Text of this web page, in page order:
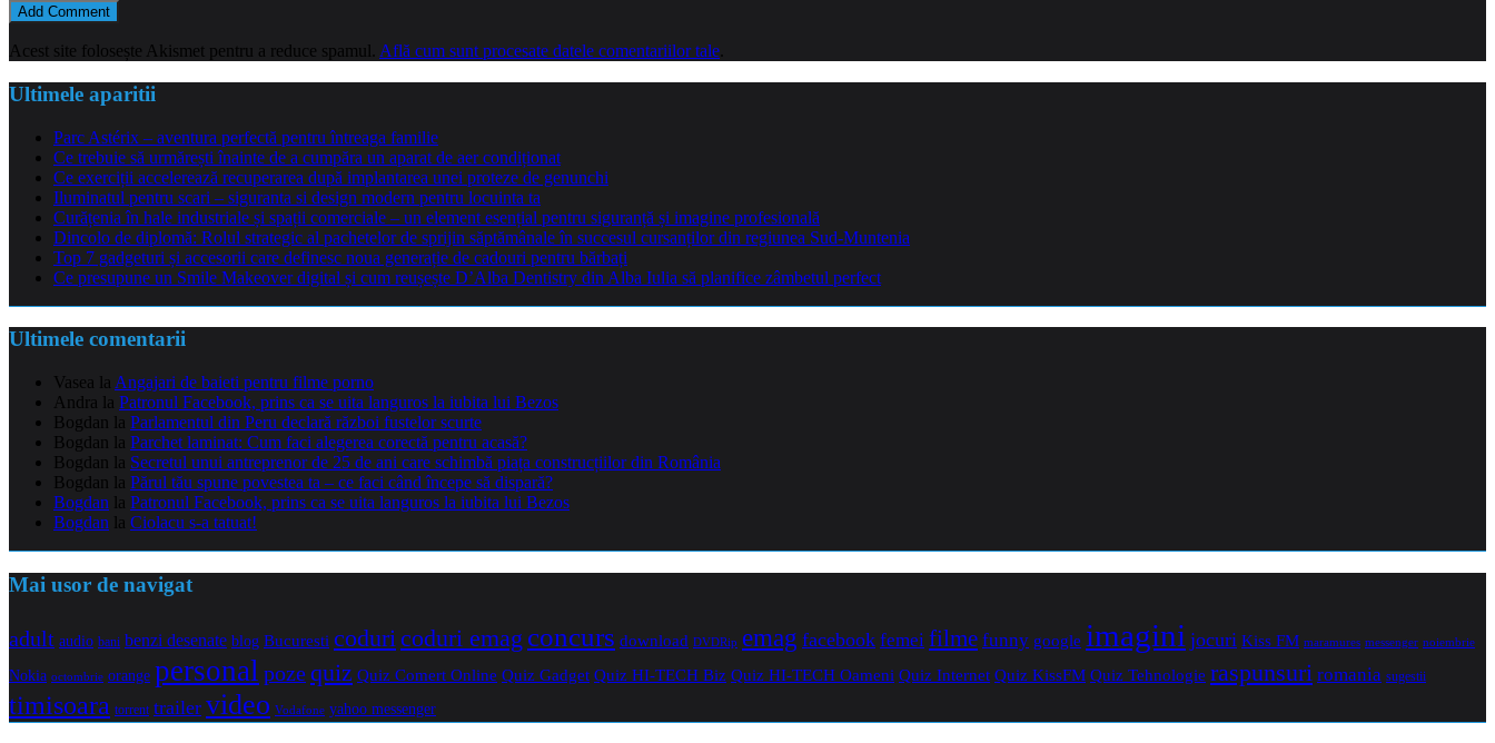
Acest site folosește Akismet pentru a reduce spamul. Află cum sunt procesate datele comentariilor tale
Ultimele aparitii
Parc Astérix – aventura perfectă pentru întreaga familie
Ce trebuie să urmărești înainte de a cumpăra un aparat de aer condiționat
Ce exerciții accelerează recuperarea după implantarea unei proteze de genunchi
Iluminatul pentru scari – siguranta si design modern pentru locuinta ta
Curățenia în hale industriale și spații comerciale – un element esențial pentru siguranță și imagine profesională
Dincolo de diplomă: Rolul strategic al pachetelor de sprijin săptămânale în succesul cursanților din regiunea Sud-Muntenia
Top 7 gadgeturi și accesorii care definesc noua generație de cadouri pentru bărbați
Ce presupune un Smile Makeover digital și cum reușește D’Alba Dentistry din Alba Iulia să planifice zâmbetul perfect
Ultimele comentarii
Vasea la Angajari de baieti pentru filme porno
Andra la Patronul Facebook, prins ca se uita languros la iubita lui Bezos
Bogdan la Parlamentul din Peru declară război fustelor scurte
Bogdan la Parchet laminat: Cum faci alegerea corectă pentru acasă?
Bogdan la Secretul unui antreprenor de 25 de ani care schimbă piața construcțiilor din România
Bogdan la Părul tău spune povestea ta – ce faci când începe să dispară?
Bogdan la Patronul Facebook, prins ca se uita languros la iubita lui Bezos
Bogdan la Ciolacu s-a tatuat!
Mai usor de navigat
adult audio bani benzi desenate blog Bucuresti coduricoduri emag concurs download DVDRip emag facebook femei filme funny google imagini jocuri Kiss FM maramures messenger noiembrie
Nokia octombrie orange personal pozequiz Quiz Comert Online Quiz Gadget Quiz HI-TECH Biz Quiz HI-TECH Oameni Quiz Internet Quiz KissFM Quiz Tehnologie raspunsuri romania sugestii
timisoara torrent trailer video Vodafone yahoo messenger